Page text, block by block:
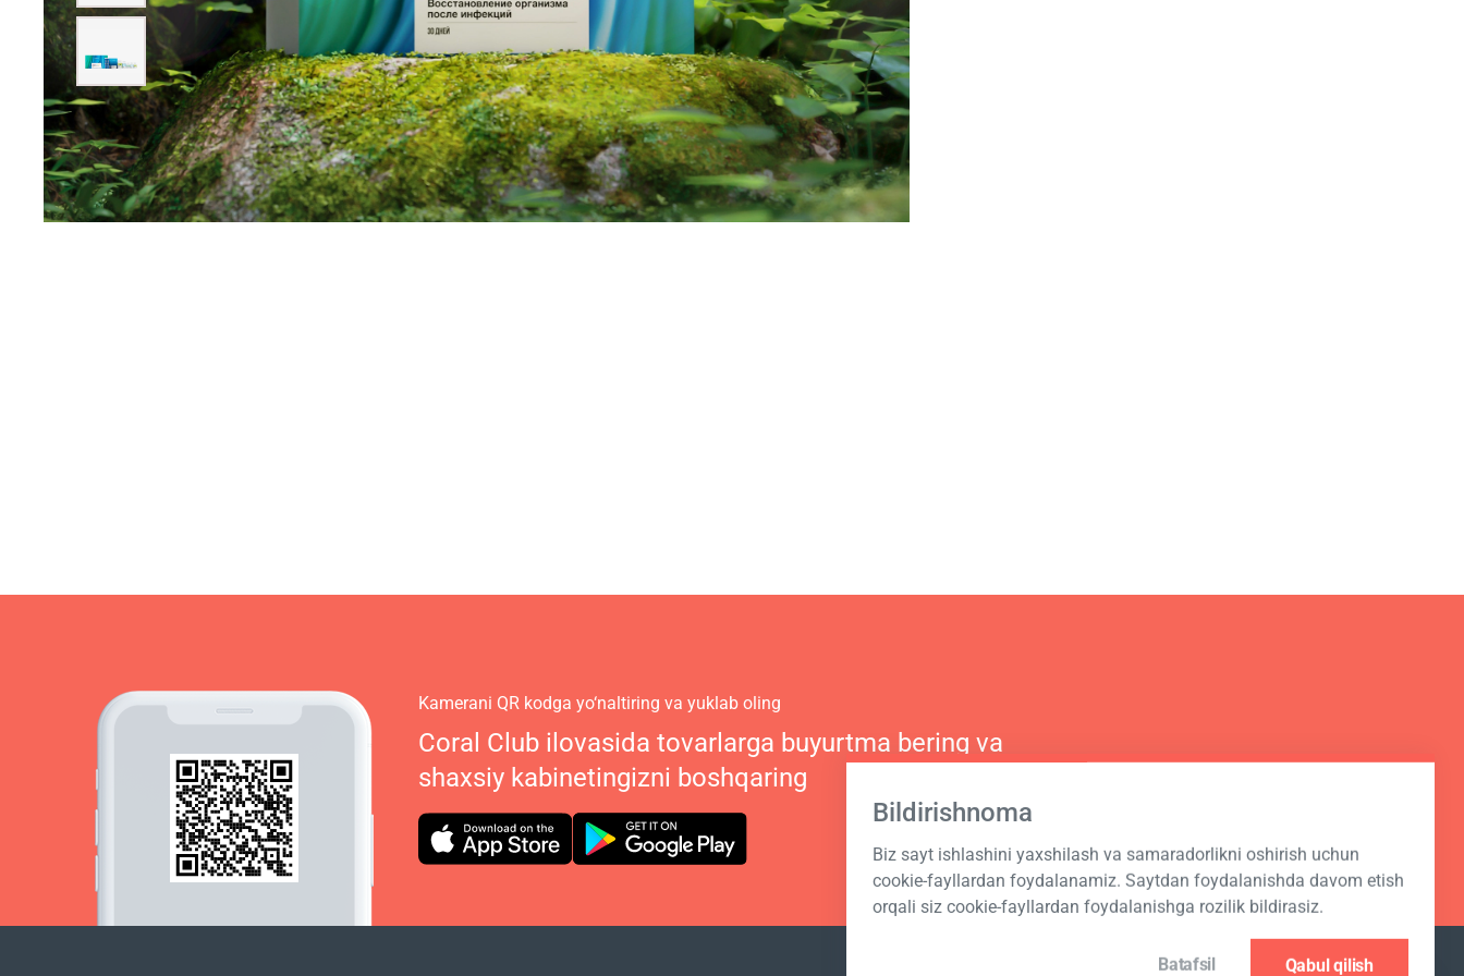
Bildirishnoma
Biz sayt ishlashini yaxshilash va samaradorlikni oshirish uchun
cookie-fayllardan foydalanamiz. Saytdan foydalanishda davom etish
orqali siz cookie-fayllardan foydalanishga rozilik bildirasiz.
Batafsil Qabul qilish
Kamerani QR kodga yo‘naltiring va yuklab oling
Coral Club ilovasida tovarlarga buyurtma bering va
shaxsiy kabinetingizni boshqaring